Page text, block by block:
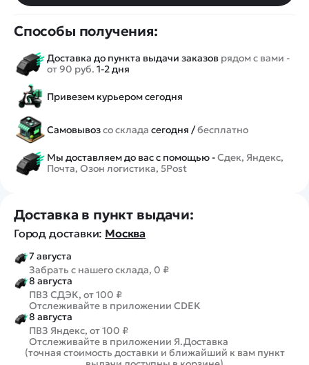
Способы получения:
Доставка до пункта выдачи заказов рядом с вами -
от 90 руб. 1-2 дня
Привезем курьером сегодня
Самовывозсо склада сегодня /бесплатно
Мы доставляем до вас с помощью -Сдек, Яндекс,
Почта, Озон логистика, 5Post
Доставка в пункт выдачи:
Город доставки: Москва
7 августа
Забрать с нашего склада, 0 ₽
8 августа
ПВЗ СДЭК, от 100 ₽
Отслеживайте в приложении CDEK
8 августа
ПВЗ Яндекс, от 100 ₽
Отслеживайте в приложении Я.Доставка
(точная стоимость доставки и ближайший к вам пункт